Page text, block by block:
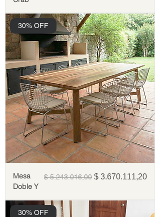
30% OFF
Mesa
Doble Y
Precio
$ 5.243.016,00 Precio de oferta
$ 3.670.111,20
30% OFF